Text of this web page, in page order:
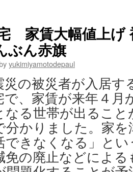
家賃大幅値上げ
ぶん赤旗
yukimiyamotodepaul
の被災者が入居す
で、家賃が来年４月
なる世帯が出るこ
分かりました。家
できなくなる」と
免の廃止などによ